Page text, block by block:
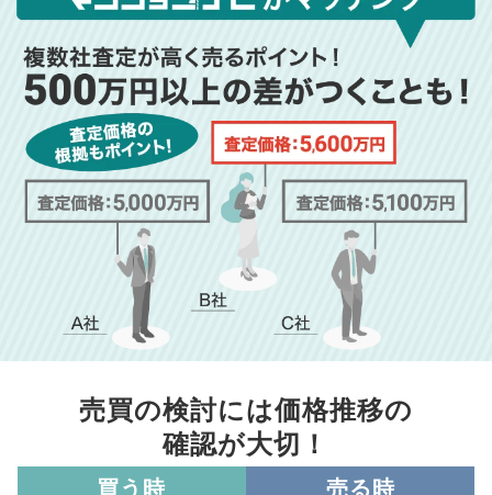
売買の検討には価格推移の
確認が大切！
買う時 売る時